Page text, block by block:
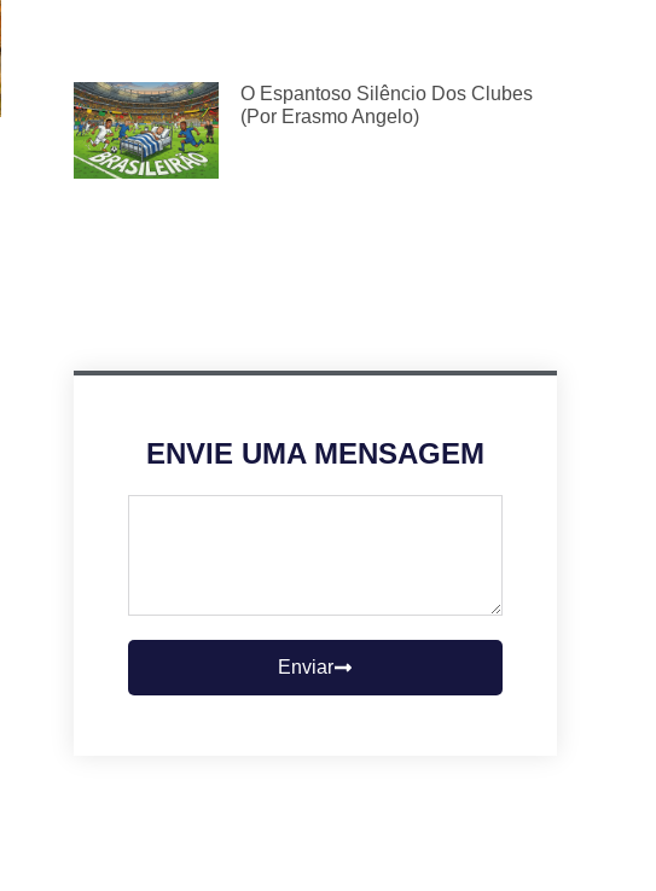
O Espantoso Silêncio Dos Clubes
(por Erasmo Angelo)
ENVIE UMA MENSAGEM
Enviar